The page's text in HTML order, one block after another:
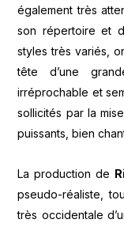
également très
son répertoire et
styles très variés,
tête d’une
irréprochable et
sollicités par la
puissants, bien
La production de
pseudo-réaliste,
très occidentale